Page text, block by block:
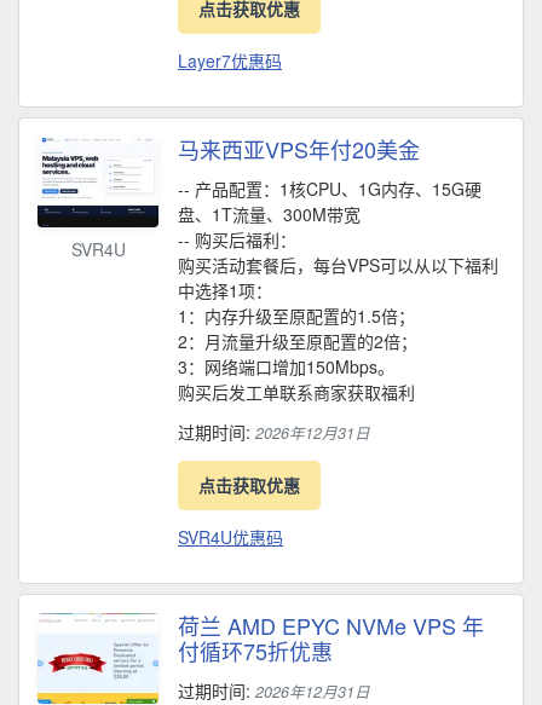
点击获取优惠
Layer7优惠码
SVR4U
马来西亚VPS年付20美金
-- 产品配置：1核CPU、1G内存、15G硬
盘、1T流量、300M带宽
-- 购买后福利：
购买活动套餐后，每台VPS可以从以下福利
中选择1项：
1：内存升级至原配置的1.5倍；
2：月流量升级至原配置的2倍；
3：网络端口增加150Mbps。
购买后发工单联系商家获取福利
过期时间: 2026年12月31日
点击获取优惠
SVR4U优惠码
荷兰 AMD EPYC NVMe VPS 年
付循环75折优惠
过期时间: 2026年12月31日